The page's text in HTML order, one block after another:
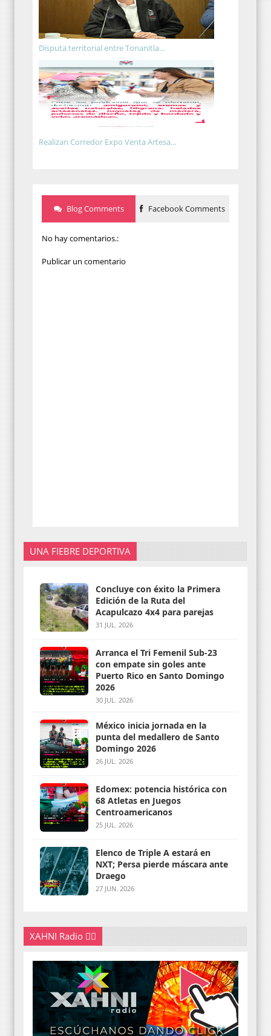
Disputa territorial entre Tonanitla...
Realizan Corredor Expo Venta Artesa...
Blog Comments Facebook Comments
No hay comentarios.:
Publicar un comentario
UNA FIEBRE DEPORTIVA
Concluye con éxito la Primera
Edición de la Ruta del
Acapulcazo 4x4 para parejas
31 JUL. 2026
Arranca el Tri Femenil Sub-23
con empate sin goles ante
Puerto Rico en Santo Domingo
2026
30 JUL. 2026
México inicia jornada en la
punta del medallero de Santo
Domingo 2026
26 JUL. 2026
Edomex: potencia histórica con
68 Atletas en Juegos
Centroamericanos
25 JUL. 2026
Elenco de Triple A estará en
NXT; Persa pierde máscara ante
Draego
27 JUN. 2026
XAHNI Radio 👇🏽